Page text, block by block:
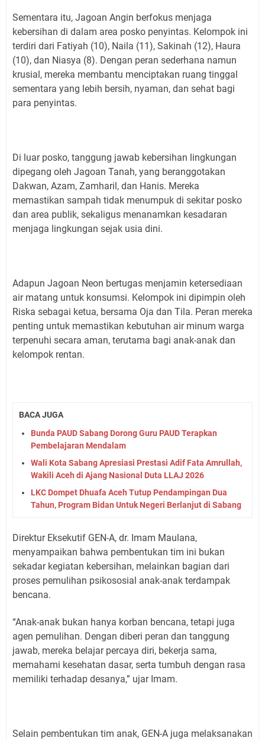
Sementara itu, Jagoan Angin berfokus menjaga
kebersihan di dalam area posko penyintas. Kelompok ini
terdiri dari Fatiyah (10), Naila (11), Sakinah (12), Haura
(10), dan Niasya (8). Dengan peran sederhana namun
krusial, mereka membantu menciptakan ruang tinggal
sementara yang lebih bersih, nyaman, dan sehat bagi
para penyintas.
Di luar posko, tanggung jawab kebersihan lingkungan
dipegang oleh Jagoan Tanah, yang beranggotakan
Dakwan, Azam, Zamharil, dan Hanis. Mereka
memastikan sampah tidak menumpuk di sekitar posko
dan area publik, sekaligus menanamkan kesadaran
menjaga lingkungan sejak usia dini.
Adapun Jagoan Neon bertugas menjamin ketersediaan
air matang untuk konsumsi. Kelompok ini dipimpin oleh
Riska sebagai ketua, bersama Oja dan Tila. Peran mereka
penting untuk memastikan kebutuhan air minum warga
terpenuhi secara aman, terutama bagi anak-anak dan
kelompok rentan.
BACA JUGA
Bunda PAUD Sabang Dorong Guru PAUD Terapkan
Pembelajaran Mendalam
Wali Kota Sabang Apresiasi Prestasi Adif Fata Amrullah,
Wakili Aceh di Ajang Nasional Duta LLAJ 2026
LKC Dompet Dhuafa Aceh Tutup Pendampingan Dua
Tahun, Program Bidan Untuk Negeri Berlanjut di Sabang
Direktur Eksekutif GEN-A, dr. Imam Maulana,
menyampaikan bahwa pembentukan tim ini bukan
sekadar kegiatan kebersihan, melainkan bagian dari
proses pemulihan psikososial anak-anak terdampak
bencana.
“Anak-anak bukan hanya korban bencana, tetapi juga
agen pemulihan. Dengan diberi peran dan tanggung
jawab, mereka belajar percaya diri, bekerja sama,
memahami kesehatan dasar, serta tumbuh dengan rasa
memiliki terhadap desanya,” ujar Imam.
Selain pembentukan tim anak, GEN-A juga melaksanakan